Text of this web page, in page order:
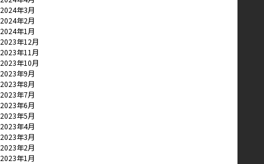
2024年3月
2024年2月
2024年1月
2023年12月
2023年11月
2023年10月
2023年9月
2023年8月
2023年7月
2023年6月
2023年5月
2023年4月
2023年3月
2023年2月
2023年1月